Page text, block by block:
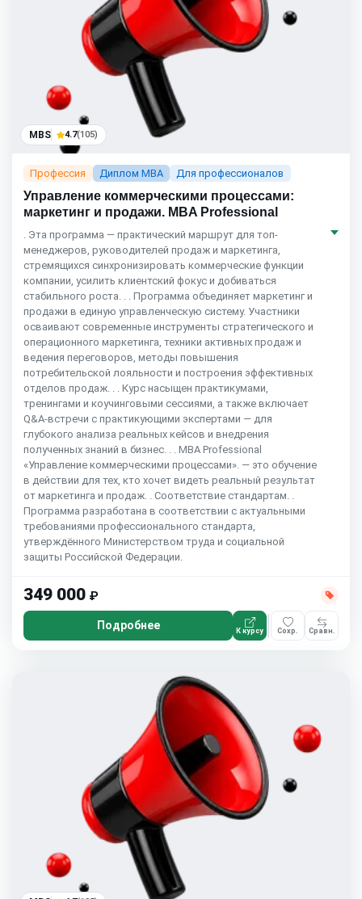
MBS 4.7(105)
Профессия Диплом MBA Для профессионалов
Управление коммерческими процессами:
маркетинг и продажи. MBA Professional
. Эта программа — практический маршрут для топ-
менеджеров, руководителей продаж и маркетинга,
стремящихся синхронизировать коммерческие функции
компании, усилить клиентский фокус и добиваться
стабильного роста. . . Программа объединяет маркетинг и
продажи в единую управленческую систему. Участники
осваивают современные инструменты стратегического и
операционного маркетинга, техники активных продаж и
ведения переговоров, методы повышения
потребительской лояльности и построения эффективных
отделов продаж. . . Курс насыщен практикумами,
тренингами и коучинговыми сессиями, а также включает
Q&A-встречи с практикующими экспертами — для
глубокого анализа реальных кейсов и внедрения
полученных знаний в бизнес. . . MBA Professional
«Управление коммерческими процессами». — это обучение
в действии для тех, кто хочет видеть реальный результат
от маркетинга и продаж. . Соответствие стандартам. .
Программа разработана в соответствии с актуальными
требованиями профессионального стандарта,
утверждённого Министерством труда и социальной
защиты Российской Федерации.
349 000 ₽
Подробнее К курсу Сохр. Сравн.